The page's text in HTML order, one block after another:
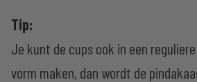
Tip:
Je kunt de cups ook in een
vorm maken, dan wordt de